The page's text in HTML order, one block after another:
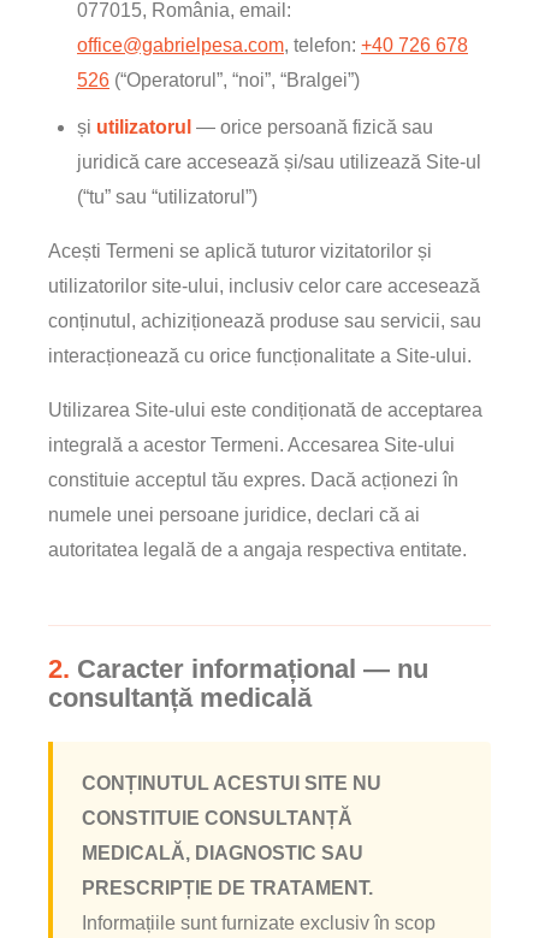
077015, România, email:
office@gabrielpesa.com, telefon: +40 726 678
526 (“Operatorul”, “noi”, “Bralgei”)
și utilizatorul — orice persoană fizică sau
juridică care accesează și/sau utilizează Site-ul
(“tu” sau “utilizatorul”)
Acești Termeni se aplică tuturor vizitatorilor și
utilizatorilor site-ului, inclusiv celor care accesează
conținutul, achiziționează produse sau servicii, sau
interacționează cu orice funcționalitate a Site-ului.
Utilizarea Site-ului este condiționată de acceptarea
integrală a acestor Termeni. Accesarea Site-ului
constituie acceptul tău expres. Dacă acționezi în
numele unei persoane juridice, declari că ai
autoritatea legală de a angaja respectiva entitate.
2. Caracter informațional — nu
consultanță medicală
CONȚINUTUL ACESTUI SITE NU
CONSTITUIE CONSULTANȚĂ
MEDICALĂ, DIAGNOSTIC SAU
PRESCRIPȚIE DE TRATAMENT.
Informațiile sunt furnizate exclusiv în scop